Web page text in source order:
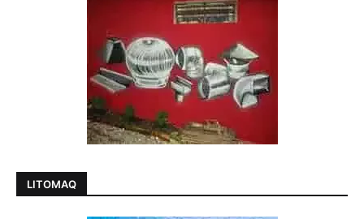
LITOMAQ